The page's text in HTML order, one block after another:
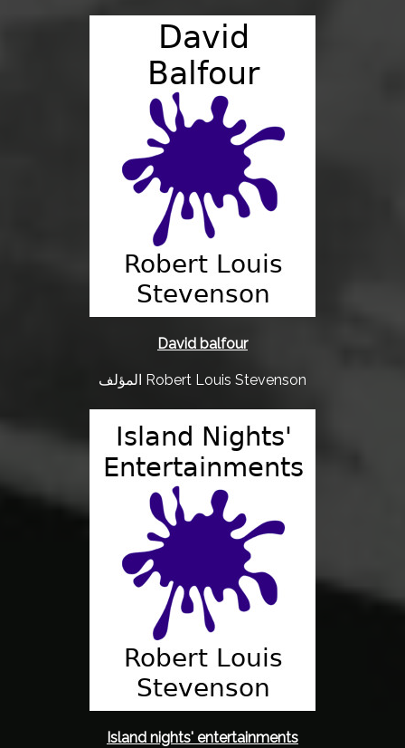
David balfour
المؤلف Robert Louis Stevenson
Island nights' entertainments